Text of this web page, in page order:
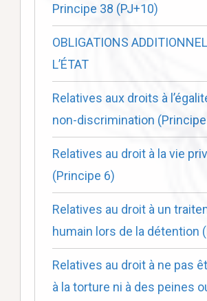
Principe 38 (PJ+10)
OBLIGATIONS
L’ÉTAT
Relatives aux droits à
non-discrimination
Relatives au droit à la vie
(Principe 6)
Relatives au droit à un
humain lors de la détention
Relatives au droit à ne pas
à la torture ni à des peines